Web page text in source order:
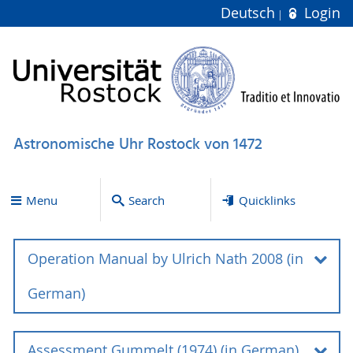
Deutsch Login
Astronomische Uhr Rostock von 1472
Menu Search Quicklinks
Operation Manual by Ulrich Nath 2008 (in
German)
Operation manual for the Astronomial